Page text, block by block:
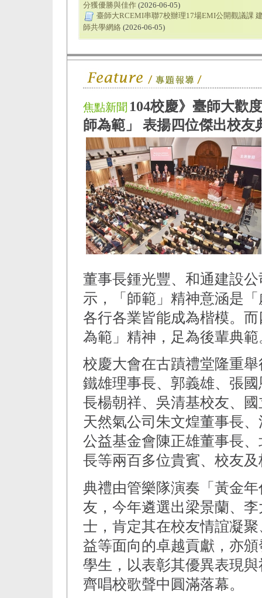
分獲優勝與佳作 (2026-06-05)
臺師大RCEMI串聯7校辦理17場EMI公開觀議課
師共學網絡 (2026-06-05)
焦點新聞 104校慶》臺師大歡
師為範」 表揚四位傑出校友
董事長鍾光豐、和通建設
示，「師範」精神意涵是
各行各業皆能成為楷模。
為範」精神，足為後輩典範
校慶大會在古蹟禮堂隆重
鐵雄理事長、郭義雄、張
長楊朝祥、吳清基校友、
天然氣公司朱文煌董事長
公益基金會陳正雄董事長
長等兩百多位貴賓、校友
典禮由管樂隊演奏「黃金
友，今年遴選出梁景蘭、
士，肯定其在校友情誼凝
益等面向的卓越貢獻，亦
學生，以表彰其優異表現
齊唱校歌聲中圓滿落幕。